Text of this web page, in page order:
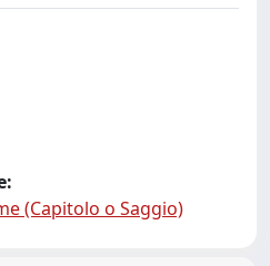
(Capitolo o Saggio)